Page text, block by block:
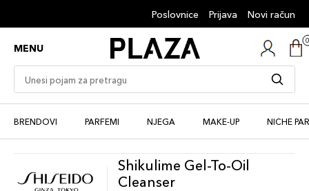
Poslovnice Prijava Novi račun
MENU
BRENDOVI PARFEMI NJEGA MAKE-UP NICHE
Shikulime Gel-To-Oil
Cleanser